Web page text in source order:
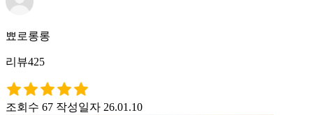
뾰로롱롱
리뷰425
조회수 67 작성일자 26.01.10